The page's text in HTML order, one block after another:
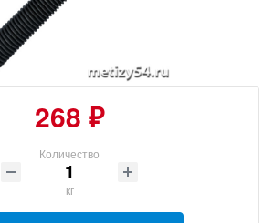
268 ₽
Количество
кг